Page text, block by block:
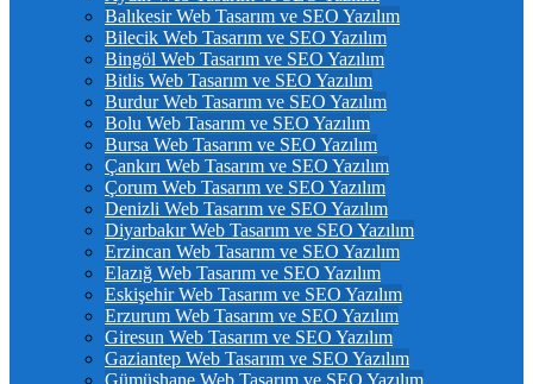
Balıkesir Web Tasarım ve SEO Yazılım
Bilecik Web Tasarım ve SEO Yazılım
Bingöl Web Tasarım ve SEO Yazılım
Bitlis Web Tasarım ve SEO Yazılım
Burdur Web Tasarım ve SEO Yazılım
Bolu Web Tasarım ve SEO Yazılım
Bursa Web Tasarım ve SEO Yazılım
Çankırı Web Tasarım ve SEO Yazılım
Çorum Web Tasarım ve SEO Yazılım
Denizli Web Tasarım ve SEO Yazılım
Diyarbakır Web Tasarım ve SEO Yazılım
Erzincan Web Tasarım ve SEO Yazılım
Elazığ Web Tasarım ve SEO Yazılım
Eskişehir Web Tasarım ve SEO Yazılım
Erzurum Web Tasarım ve SEO Yazılım
Giresun Web Tasarım ve SEO Yazılım
Gaziantep Web Tasarım ve SEO Yazılım
Gümüşhane Web Tasarım ve SEO Yazılım